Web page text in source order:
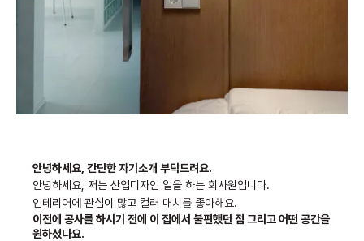
안녕하세요, 간단한 자기소개 부탁드려요.
안녕하세요, 저는 산업디자인 일을 하는 회사원입니다.
인테리어에 관심이 많고 컬러 매치를 좋아해요.
이전에 공사를 하시기 전에 이 집에서 불편했던 점 그리고 어떤 공간을
원하셨나요.